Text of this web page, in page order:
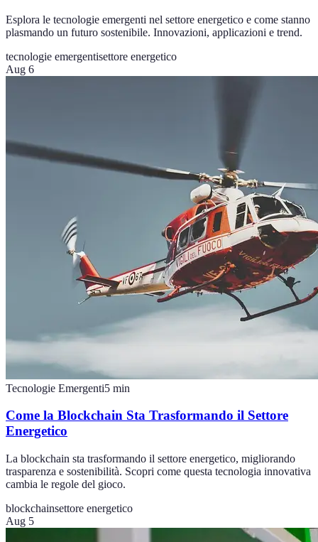
Esplora le tecnologie emergenti nel settore energetico e come stanno
plasmando un futuro sostenibile. Innovazioni, applicazioni e trend.
tecnologie emergentisettore energetico
Aug 6
Tecnologie Emergenti5 min
Come la Blockchain Sta Trasformando il Settore
Energetico
La blockchain sta trasformando il settore energetico, migliorando
trasparenza e sostenibilità. Scopri come questa tecnologia innovativa
cambia le regole del gioco.
blockchainsettore energetico
Aug 5